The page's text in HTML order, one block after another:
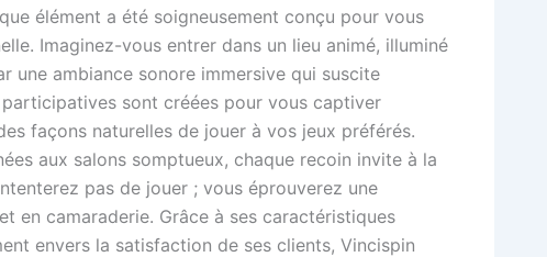
élément a été soigneusement conçu pour vous
Imaginez-vous entrer dans un lieu animé, illuminé
une ambiance sonore immersive qui suscite
participatives sont créées pour vous captiver
façons naturelles de jouer à vos jeux préférés.
aux salons somptueux, chaque recoin invite à la
pas de jouer ; vous éprouverez une
en camaraderie. Grâce à ses caractéristiques
envers la satisfaction de ses clients, Vincispin